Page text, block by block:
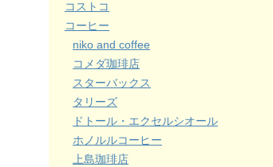
コストコ
コーヒー
niko and coffee
コメダ珈琲店
スターバックス
タリーズ
ドトール・エクセルシオール
ホノルルコーヒー
上島珈琲店